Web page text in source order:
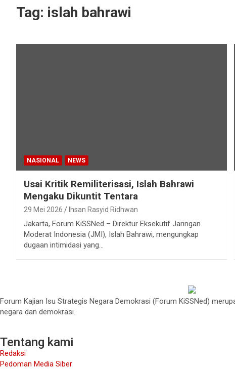
Tag: islah bahrawi
NASIONAL NEWS
Usai Kritik Remiliterisasi, Islah Bahrawi
Mengaku Dikuntit Tentara
29 Mei 2026 Ihsan Rasyid Ridhwan
Jakarta, Forum KiSSNed – Direktur Eksekutif Jaringan
Moderat Indonesia (JMI), Islah Bahrawi, mengungkap
dugaan intimidasi yang…
Forum Kajian Isu Strategis Negara Demokrasi (Forum KiSSNed)
negara dan demokrasi.
Tentang kami
Redaksi
Pedoman Media Siber